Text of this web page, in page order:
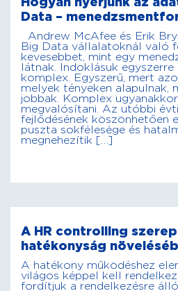
Hogyan nyerjünk az
Data –
Andrew McAfee és Erik
Big Data vállalatoknál való
kevesebbet, mint egy
látnak. Indoklásuk egyszerre
komplex. Egyszerű, mert
melyek tényeken alapulnak,
jobbak. Komplex
megvalósítani. Az utóbbi
fejlődésének köszönhetően
puszta sokfélesége és
megnehezítik […]
A HR controlling
hatékonyság
A hatékony működéshez
világos képpel kell
fordítjuk a rendelkezésre